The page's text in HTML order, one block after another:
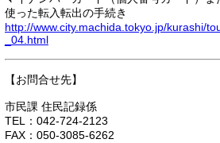
使った転入転出の手続き
http://www.city.machida.tokyo.jp/kurashi/
_04.html
【お問合せ先】
市民課 住民記録係
TEL：042-724-2123
FAX：050-3085-6262